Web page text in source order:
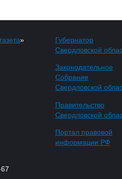
»
Губернатор
Свердловской
Законодательное
Собрание
Свердловской
Правительство
Свердловской
Портал правовой
информации РФ